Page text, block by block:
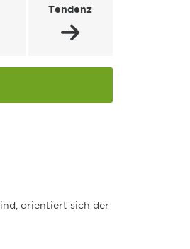
Tendenz
orientiert sich der